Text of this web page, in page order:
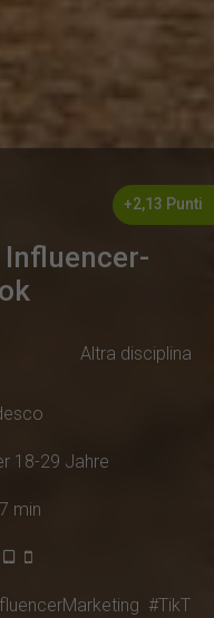
+2,13 Punti
Altra disciplina
18-29 Jahre
min
#TikT